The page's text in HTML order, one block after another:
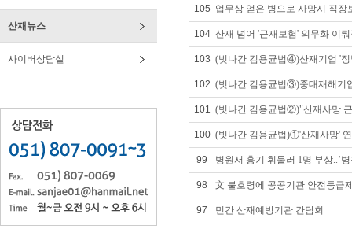
산재뉴스
사이버상담실
105 업무상 얻은 병으로 사망시 직
104 산재 넘어 '근재보험' 의무화 이
103 (빗나간 김용균법④)산재기업 '징
102 (빗나간 김용균법③)중대재해기
101 (빗나간 김용균법②)"산재사망
100 (빗나간 김용균법)①'산재사망'
99 병원서 흉기 휘둘러 1명 부상..’
98 文 불호령에 공공기관 안전등급
97 민간 산재예방기관 간담회